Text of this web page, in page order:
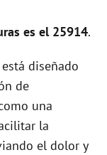
es el 25914.
diseñado
de
una
la
el dolor y